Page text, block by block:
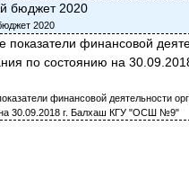
бюджет 2020
2020
показатели финансовой
по состоянию на
финансовой деятельности
30.09.2018 г. Балхаш КГУ "ОСШ №9"